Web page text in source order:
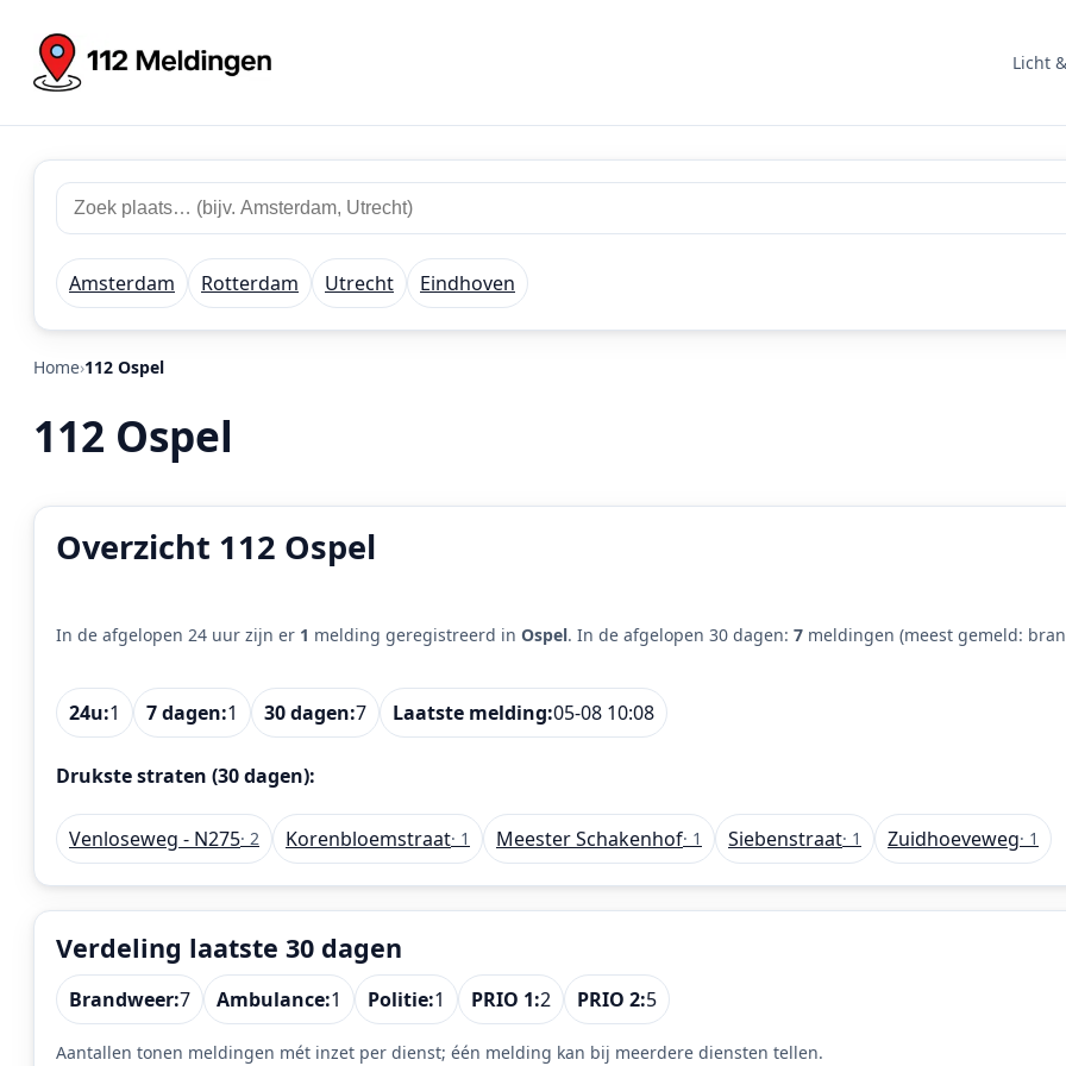
Licht
Zoek
112
meldingen
Zoek
plaats
regio
Amsterdam Rotterdam Utrecht Eindhoven
Home 112 Ospel
112 Ospel
Overzicht 112 Ospel
In de afgelopen 24 uur zijn er 1 melding geregistreerd in Ospel. In de afgelopen 30 dagen: 7 meldingen (meest gemeld:
24u:1 7 dagen:1 30 dagen:7 Laatste melding:05-08 10:08
Drukste straten (30 dagen):
Venloseweg - N275· 2 Korenbloemstraat· 1 Meester Schakenhof· 1 Siebenstraat· 1 Zuidhoeveweg· 1
Verdeling laatste 30 dagen
Brandweer:7 Ambulance:1 Politie:1 PRIO 1:2 PRIO 2:5
Aantallen tonen meldingen mét inzet per dienst; één melding kan bij meerdere diensten tellen.